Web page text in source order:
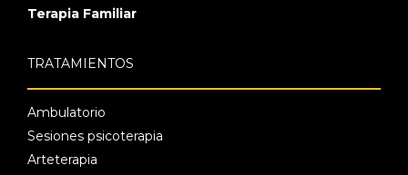
Terapia Familiar
TRATAMIENTOS
Ambulatorio
Sesiones psicoterapia
Arteterapia